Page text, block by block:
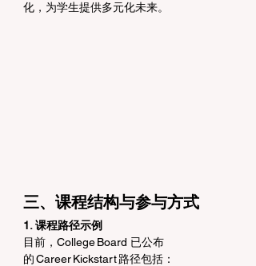
化，为学生提供多元化未来。
三、课程结构与参与方式
1. 课程路径示例
目前，College Board 已公布
的 Career Kickstart 路径包括：